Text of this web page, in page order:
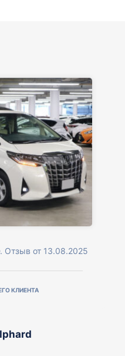
Отзыв от 13.08.2025
КЛИЕНТА